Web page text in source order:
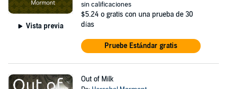
Vista previa
sin calificaciones
$5.24 o gratis con una prueba de 30
días
Pruebe Estándar gratis
Out of Milk